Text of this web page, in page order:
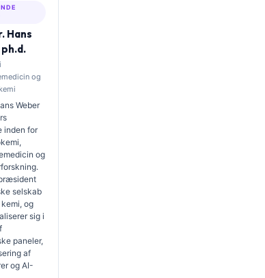
Hans
og
Weber
inden for
og
selskab
og
sig i
paneler,
af
og AI-